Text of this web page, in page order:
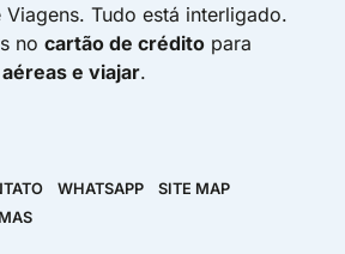
Viagens. Tudo está interligado.
no cartão de crédito para
e viajar.
WHATSAPP
SITE MAP